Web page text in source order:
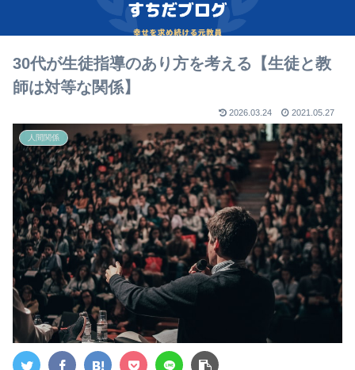
30代が生徒指導のあり方を考える【生徒と教
師は対等な関係】
2026.03.24 2021.05.27
人間関係